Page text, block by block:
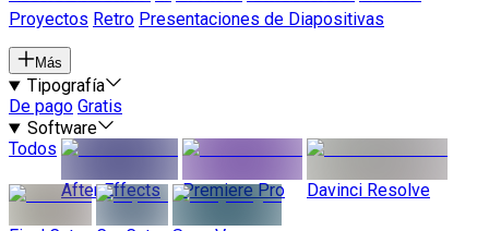
Proyectos Retro Presentaciones de Diapositivas
Más
Tipografía
De pago Gratis
Software
Todos
After Effects
Premiere Pro Davinci Resolve